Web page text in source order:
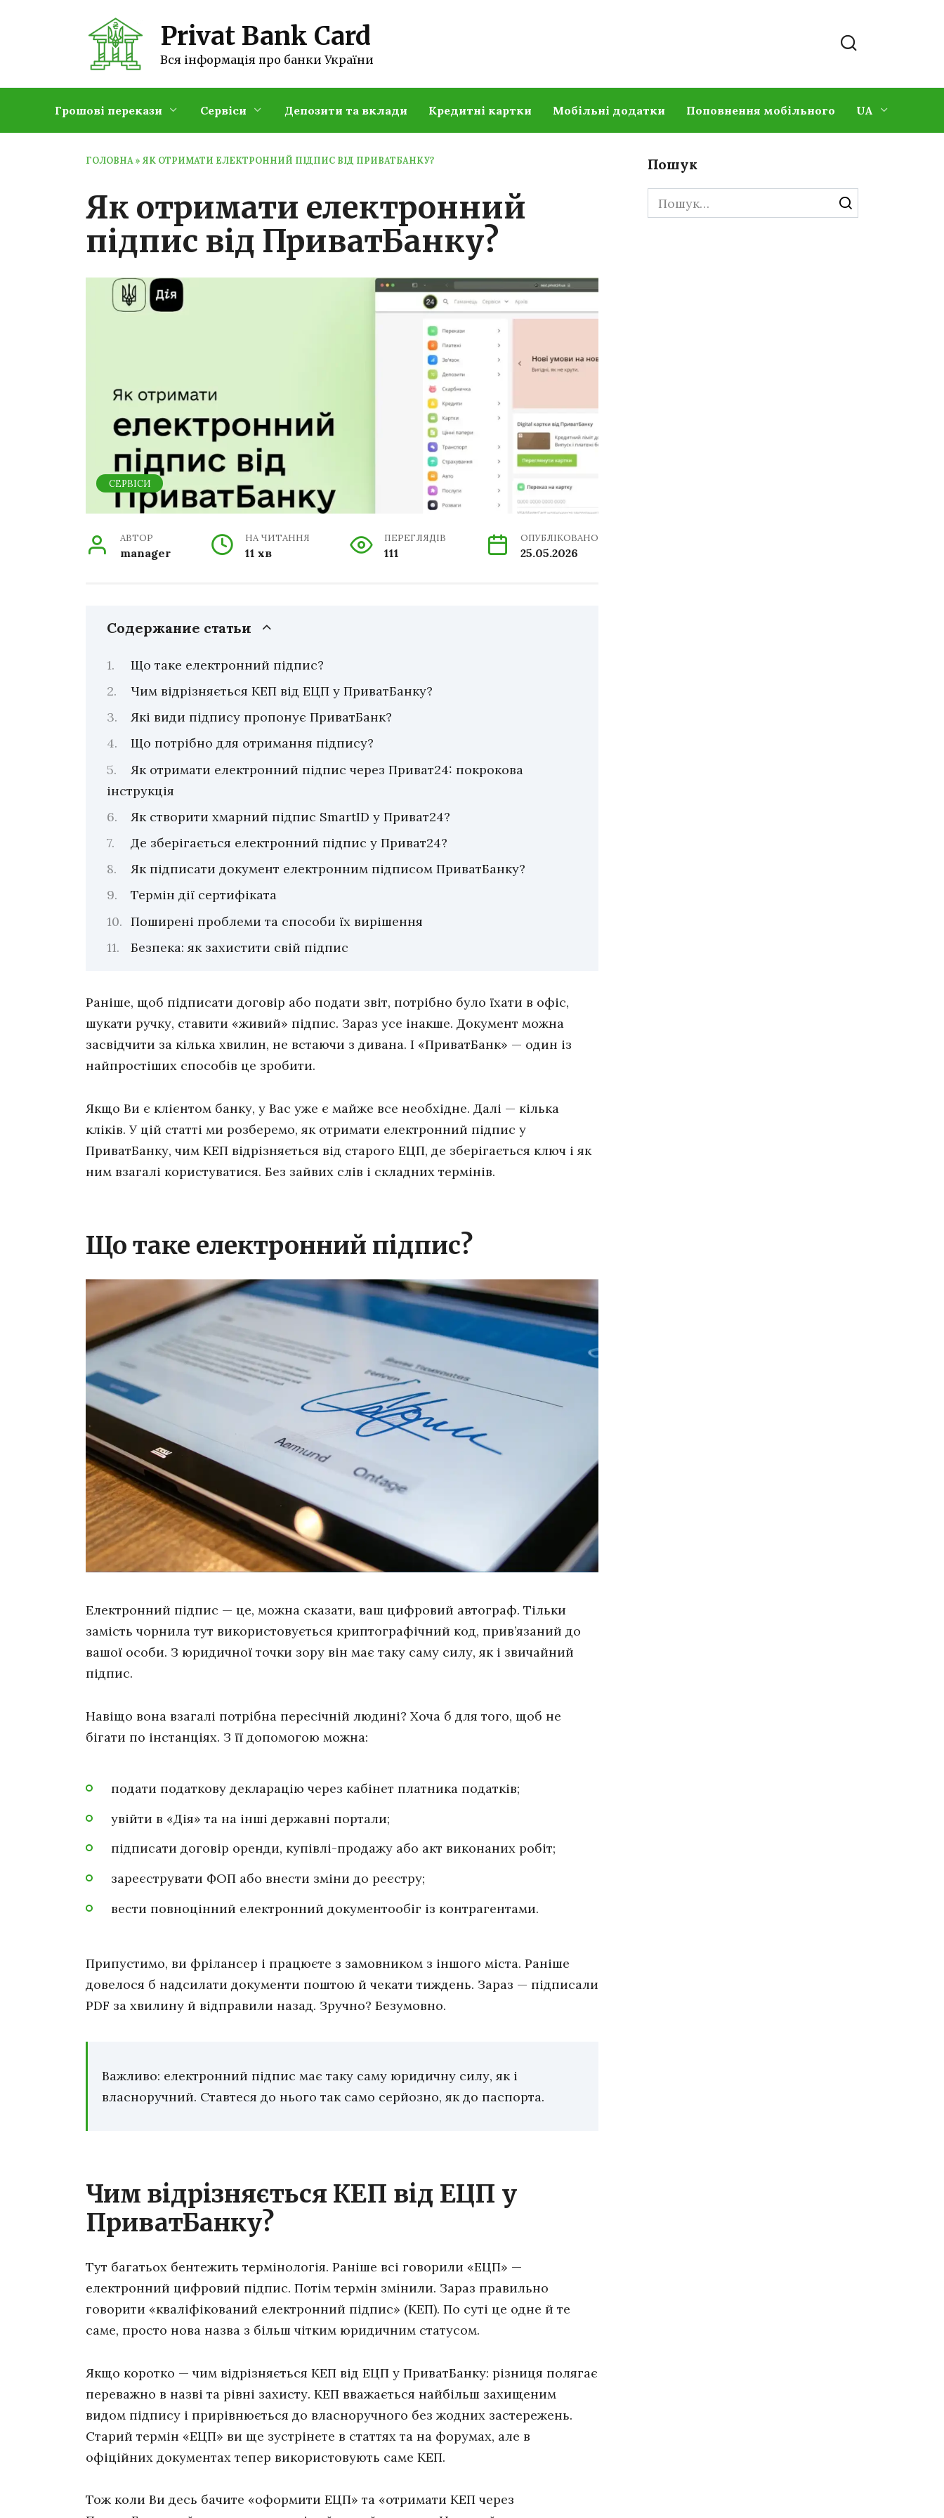
Privat Bank Card
Вся інформація про банки України
Грошові перекази Сервіси Депозити та вклади Кредитні картки Мобільні додатки Поповнення мобільного UA
ГОЛОВНА » ЯК ОТРИМАТИ ЕЛЕКТРОННИЙ ПІДПИС ВІД ПРИВАТБАНКУ?
Як отримати електронний
підпис від ПриватБанку?
СЕРВІСИ
АВТОР
manager
НА ЧИТАННЯ
11 хв
ПЕРЕГЛЯДІВ
111
ОПУБЛІКОВАНО
25.05.2026
Содержание статьи
Що таке електронний підпис?
Чим відрізняється КЕП від ЕЦП у ПриватБанку?
Які види підпису пропонує ПриватБанк?
Що потрібно для отримання підпису?
Як отримати електронний підпис через Приват24: покрокова
інструкція
Як створити хмарний підпис SmartID у Приват24?
Де зберігається електронний підпис у Приват24?
Як підписати документ електронним підписом ПриватБанку?
Термін дії сертифіката
Поширені проблеми та способи їх вирішення
Безпека: як захистити свій підпис
Раніше, щоб підписати договір або подати звіт, потрібно було їхати в офіс,
шукати ручку, ставити «живий» підпис. Зараз усе інакше. Документ можна
засвідчити за кілька хвилин, не встаючи з дивана. І «ПриватБанк» — один із
найпростіших способів це зробити.
Якщо Ви є клієнтом банку, у Вас уже є майже все необхідне. Далі — кілька
кліків. У цій статті ми розберемо, як отримати електронний підпис у
ПриватБанку, чим КЕП відрізняється від старого ЕЦП, де зберігається ключ і як
ним взагалі користуватися. Без зайвих слів і складних термінів.
Що таке електронний підпис?
Електронний підпис — це, можна сказати, ваш цифровий автограф. Тільки
замість чорнила тут використовується криптографічний код, прив’язаний до
вашої особи. З юридичної точки зору він має таку саму силу, як і звичайний
підпис.
Навіщо вона взагалі потрібна пересічній людині? Хоча б для того, щоб не
бігати по інстанціях. З її допомогою можна:
подати податкову декларацію через кабінет платника податків;
увійти в «Дія» та на інші державні портали;
підписати договір оренди, купівлі-продажу або акт виконаних робіт;
зареєструвати ФОП або внести зміни до реєстру;
вести повноцінний електронний документообіг із контрагентами.
Припустимо, ви фрілансер і працюєте з замовником з іншого міста. Раніше
довелося б надсилати документи поштою й чекати тиждень. Зараз — підписали
PDF за хвилину й відправили назад. Зручно? Безумовно.
Важливо: електронний підпис має таку саму юридичну силу, як і
власноручний. Ставтеся до нього так само серйозно, як до паспорта.
Чим відрізняється КЕП від ЕЦП у
ПриватБанку?
Тут багатьох бентежить термінологія. Раніше всі говорили «ЕЦП» —
електронний цифровий підпис. Потім термін змінили. Зараз правильно
говорити «кваліфікований електронний підпис» (КЕП). По суті це одне й те
саме, просто нова назва з більш чітким юридичним статусом.
Якщо коротко — чим відрізняється КЕП від ЕЦП у ПриватБанку: різниця полягає
переважно в назві та рівні захисту. КЕП вважається найбільш захищеним
видом підпису і прирівнюється до власноручного без жодних застережень.
Старий термін «ЕЦП» ви ще зустрінете в статтях та на форумах, але в
офіційних документах тепер використовують саме КЕП.
Тож коли Ви десь бачите «оформити ЕЦП» та «отримати КЕП через
Пошук
Search
for: